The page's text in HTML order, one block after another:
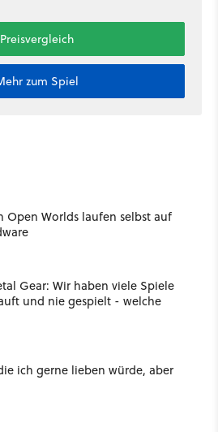
Preisvergleich
zum Spiel
Open Worlds laufen selbst auf
Gear: Wir haben viele Spiele
und nie gespielt - welche
ich gerne lieben würde, aber